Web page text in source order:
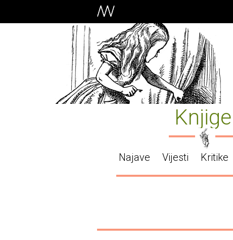
Knjige
Najave Vijesti Kritike